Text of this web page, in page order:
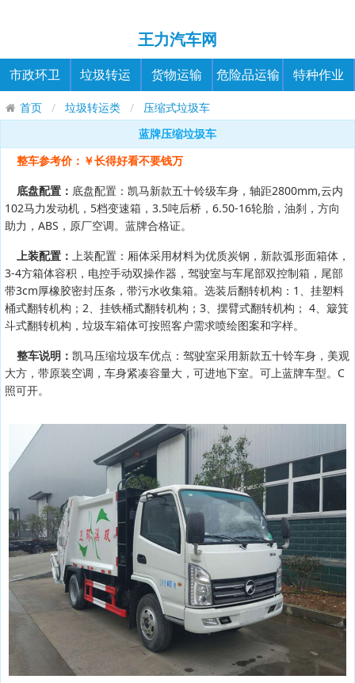
王力汽车网
市政环卫 垃圾转运 货物运输 危险品运输 特种作业
首页 垃圾转运类
压缩式垃圾车
蓝牌压缩垃圾车
整车参考价：￥长得好看不要钱万
底盘配置： 底盘配置：凯马新款五十铃级车身，轴距2800mm,云内
102马力发动机，5档变速箱，3.5吨后桥，6.50-16轮胎，油刹，方向
助力，ABS，原厂空调。蓝牌合格证。
上装配置： 上装配置：厢体采用材料为优质炭钢，新款弧形面箱体，
3-4方箱体容积，电控手动双操作器，驾驶室与车尾部双控制箱，尾部
带3cm厚橡胶密封压条，带污水收集箱。选装后翻转机构：1、挂塑料
桶式翻转机构；2、挂铁桶式翻转机构；3、摆臂式翻转机构； 4、簸箕
斗式翻转机构，垃圾车箱体可按照客户需求喷绘图案和字样。
整车说明： 凯马压缩垃圾车优点：驾驶室采用新款五十铃车身，美观
大方，带原装空调，车身紧凑容量大，可进地下室。可上蓝牌车型。C
照可开。